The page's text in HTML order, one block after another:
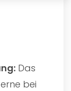
Das
bei